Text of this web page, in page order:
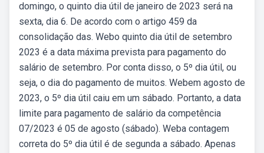
domingo, o quinto dia útil de janeiro de 2023 será na
sexta, dia 6. De acordo com o artigo 459 da
consolidação das. Webo quinto dia útil de setembro
2023 é a data máxima prevista para pagamento do
salário de setembro. Por conta disso, o 5º dia útil, ou
seja, o dia do pagamento de muitos. Webem agosto de
2023, o 5º dia útil caiu em um sábado. Portanto, a data
limite para pagamento de salário da competência
07/2023 é 05 de agosto (sábado). Weba contagem
correta do 5º dia útil é de segunda a sábado. Apenas